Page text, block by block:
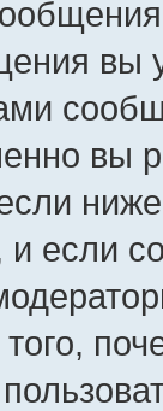
и если
того,